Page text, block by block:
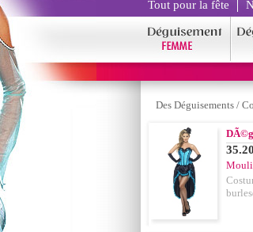
Tout pour la fête
Des Déguisements /